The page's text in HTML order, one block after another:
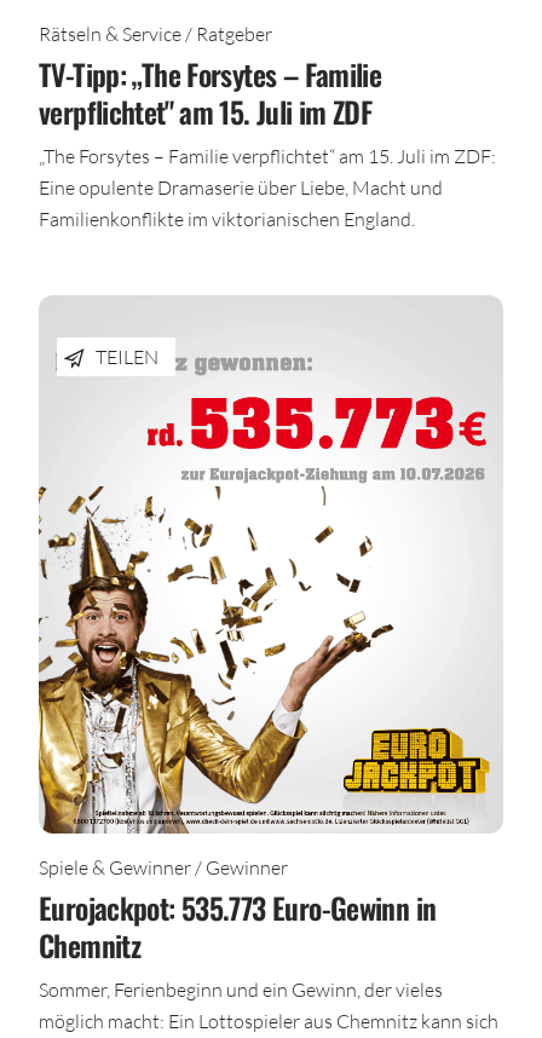
Rätseln & Service / Ratgeber
TV-Tipp: „The Forsytes – Familie
verpflichtet" am 15. Juli im ZDF
„The Forsytes – Familie verpflichtet“ am 15. Juli im ZDF:
Eine opulente Dramaserie über Liebe, Macht und
Familienkonflikte im viktorianischen England.
TEILEN
Spiele & Gewinner / Gewinner
Eurojackpot: 535.773 Euro-Gewinn in
Chemnitz
Sommer, Ferienbeginn und ein Gewinn, der vieles
möglich macht: Ein Lottospieler aus Chemnitz kann sich